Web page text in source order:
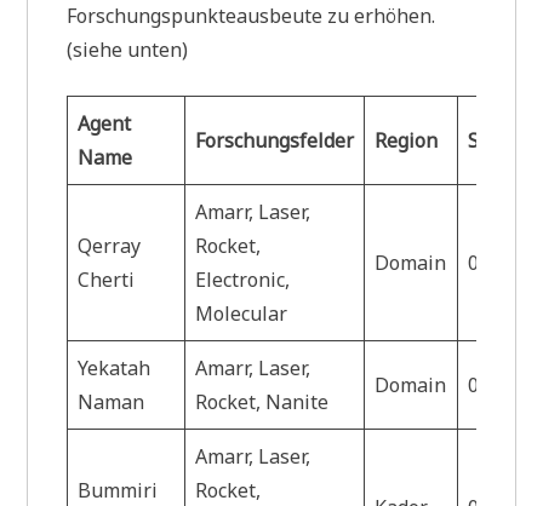
Forschungspunkteausbeute zu erhöhen.
(siehe unten)
Agent
Name
Forschungsfelder Region Sec.
Qerray
Cherti
Amarr, Laser,
Rocket,
Electronic,
Molecular
Domain 0.6
Yekatah
Naman
Amarr, Laser,
Rocket, Nanite
Domain 0.6
Bummiri
Amarr, Laser,
Rocket,